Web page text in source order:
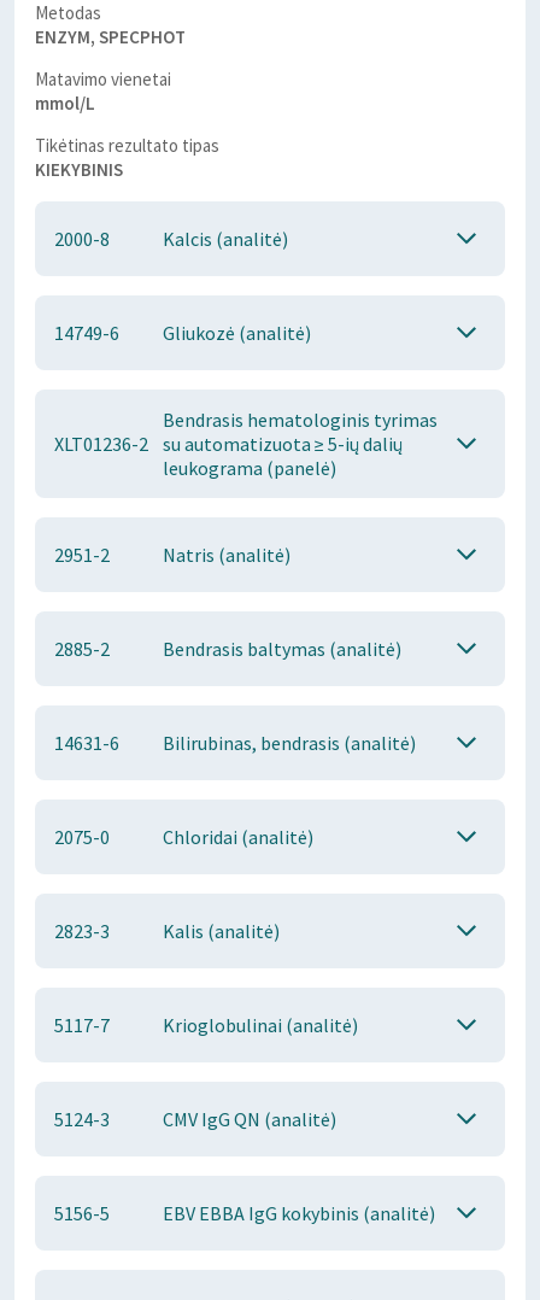
Metodas
ENZYM, SPECPHOT
Matavimo vienetai
mmol/L
Tikėtinas rezultato tipas
KIEKYBINIS
2000-8 Kalcis (analitė)
14749-6 Gliukozė (analitė)
XLT01236-2
Bendrasis hematologinis tyrimas
su automatizuota ≥ 5-ių dalių
leukograma (panelė)
2951-2 Natris (analitė)
2885-2 Bendrasis baltymas (analitė)
14631-6 Bilirubinas, bendrasis (analitė)
2075-0 Chloridai (analitė)
2823-3 Kalis (analitė)
5117-7 Krioglobulinai (analitė)
5124-3 CMV IgG QN (analitė)
5156-5 EBV EBBA IgG kokybinis (analitė)